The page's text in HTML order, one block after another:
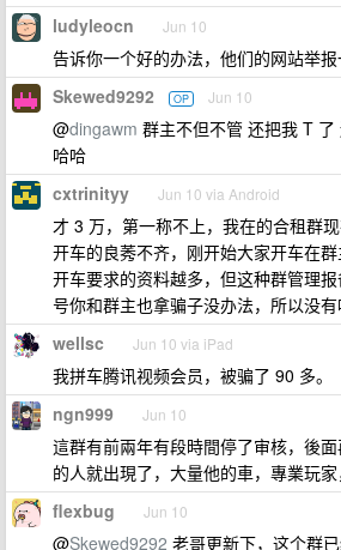
ludyleocn Jun 10
告诉你一个好的办法，他们的网站举报
Skewed9292 OP Jun 10
@dingawm 群主不但不管 还把我 T
哈哈
cxtrinityy Jun 10 via Android
才 3 万，第一称不上，我在的合租群
开车的良莠不齐，刚开始大家开车在群
开车要求的资料越多，但这种群管理
号你和群主也拿骗子没办法，所以没有
wellsc Jun 10 via iPad
我拼车腾讯视频会员，被骗了 90 多。
ngn999 Jun 10
這群有前兩年有段時間停了审核，後
的人就出現了，大量他的車，專業玩家
flexbug Jun 10
@Skewed9292 老哥更新下，这个群